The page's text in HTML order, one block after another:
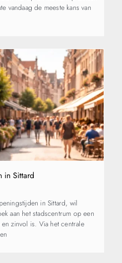
vandaag de meeste kans van
in Sittard
in Sittard, wil
aan het stadscentrum op een
zinvol is. Via het centrale